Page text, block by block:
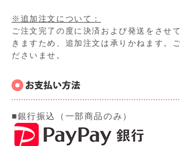
※追加注文について：
ご注文完了の度に決済および発送をさせ
きますため、追加注文は承りかねます。
ださいませ。
■銀行振込（一部商品のみ）